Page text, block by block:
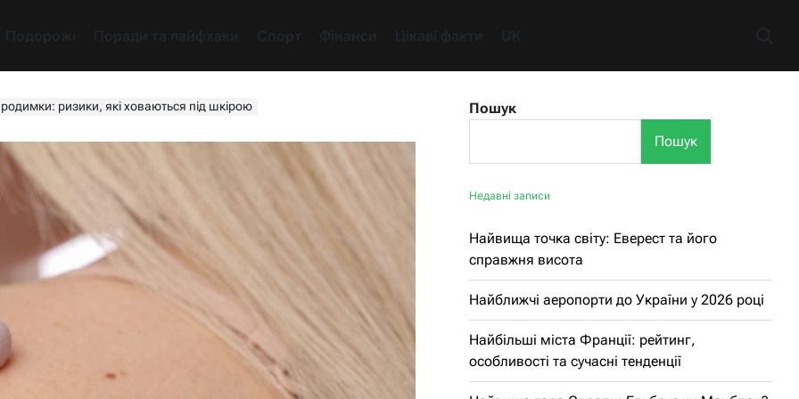
ризики, які ховаються під шкірою
Пошук
Пошук
Недавні записи
Найвища точка світу: Еверест та його
справжня висота
Найближчі аеропорти до України у 2026 році
Найбільші міста Франції: рейтинг,
особливості та сучасні тенденції